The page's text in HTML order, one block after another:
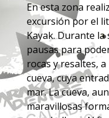
En esta zona
excursión por el
Kayak. Durante la
pausas para
rocas y resaltes,
cueva, cuya
mar. La cueva,
maravillosas